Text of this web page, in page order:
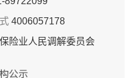
4006057178
险业人民调解委员会